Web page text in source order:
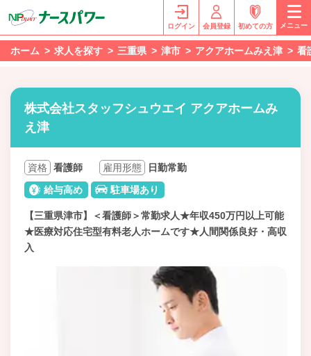
ログイン 会員登録 初めての方 メニュー
ホーム 求人を探す 三重県 津市 アクアホームみえ津 看
株式会社スタッフシュウエイ アクアホームみ
え津
資格 看護師 雇用形態
日勤常勤
給与高め
駐車場あり
【三重県津市】＜看護師＞常勤求人★年収450万円以上可能
★医療対応住宅型有料老人ホームです★人間関係良好・高収
入